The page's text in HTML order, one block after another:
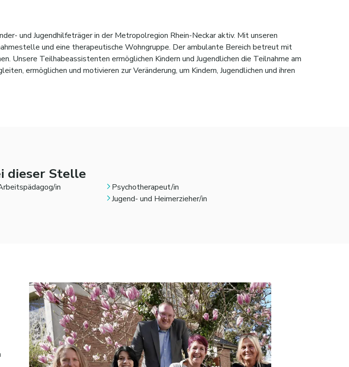
und Jugendhilfeträger in der Metropolregion Rhein-Neckar aktiv. Mit unseren
und eine therapeutische Wohngruppe. Der ambulante Bereich betreut mit
Unsere Teilhabeassistenten ermöglichen Kindern und Jugendlichen die Teilnahme am
ermöglichen und motivieren zur Veränderung, um Kindern, Jugendlichen und ihren
dieser Stelle
in
Psychotherapeut/in
Jugend- und Heimerzieher/in